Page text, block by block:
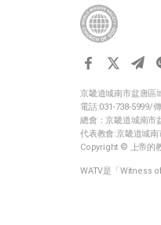
京畿道城南市盆唐區
電話:031-738-5999/
總會：京畿道城南市
代表教會:京畿道城南
Copyright © 上帝的
WATV是「Witness